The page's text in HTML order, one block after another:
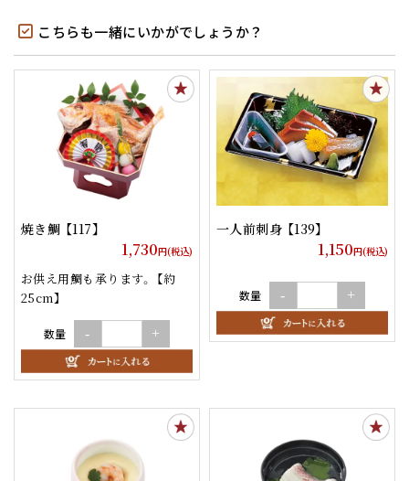
こちらも一緒にいかがでしょうか？
焼き鯛 【117】
1,730円(税込)
お供え用鯛も承ります。 【約
25cm】
数量 - +
一人前刺身 【139】
1,150円(税込)
数量 - +